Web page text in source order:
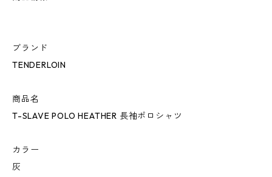
ブランド
TENDERLOIN
商品名
T-SLAVE POLO HEATHER 長袖ポロシャツ
カラー
灰